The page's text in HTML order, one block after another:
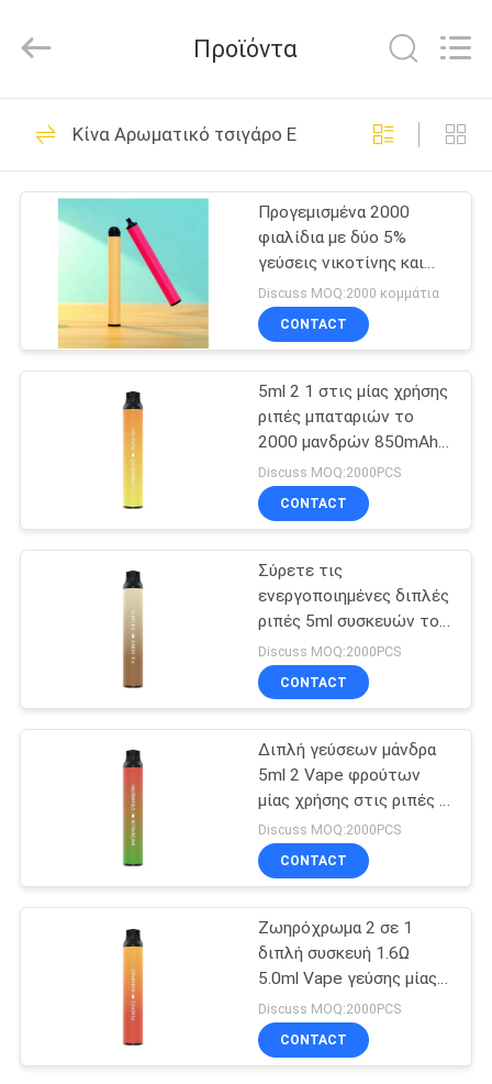
ΣΠΊΤΙ
ΠΡΟΪΌΝΤΑ
ΒΊΝΤΕΟ
ΠΕΡΊΠΟΥ
ΕΜΕΊΣ
ΕΡΓΟΣΤΑΣΊΩΝ
ΠΟΙΟΤΙΚΌΣ
ΈΛΕΓΧΟΣ
ΖΗΤΉΣΤΕ
ΑΠΌΣΠΑΣΜΑ
SITEMAP
PRIVACY
POLICY
Rights
by
Μίας χρήσης ραβδί
Vape
80
Μίας χρήσης
μάνδρα Vape
34
Μίας χρήσης
συσκευή λοβών
Vape
36
Μίας χρήσης
πεπλατυσμένος
λοβός μανδρών
Vape
16
Προϊόντα
Κίνα Αρωματικό τσιγάρο Ε
Προγεμισμένα 2000
φιαλίδια με δύο 5%
γεύσεις νικοτίνης και
μπαταρία 850mAh.
Discuss MOQ:2000 κομμάτια
CONTACT
5ml 2 1 στις μίας χρήσης
ριπές μπαταριών το
2000 μανδρών 850mAh
Vape νικοτίνης
Discuss MOQ:2000PCS
CONTACT
Σύρετε τις
ενεργοποιημένες διπλές
ριπές 5ml συσκευών το
2000 Vape γεύσης μίας
χρήσης
Discuss MOQ:2000PCS
CONTACT
Διπλή γεύσεων μάνδρα
5ml 2 Vape φρούτων
μίας χρήσης στις ριπές 1
το 2000
Discuss MOQ:2000PCS
CONTACT
Ζωηρόχρωμα 2 σε 1
διπλή συσκευή 1.6Ω
5.0ml Vape γεύσης μίας
χρήσης
Discuss MOQ:2000PCS
CONTACT